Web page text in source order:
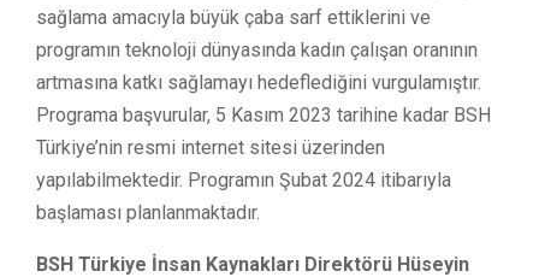
sağlama amacıyla büyük çaba sarf ettiklerini ve
programın teknoloji dünyasında kadın çalışan oranının
artmasına katkı sağlamayı hedeflediğini vurgulamıştır.
Programa başvurular, 5 Kasım 2023 tarihine kadar BSH
Türkiye’nin resmi internet sitesi üzerinden
yapılabilmektedir. Programın Şubat 2024 itibarıyla
başlaması planlanmaktadır.
BSH Türkiye İnsan Kaynakları Direktörü Hüseyin